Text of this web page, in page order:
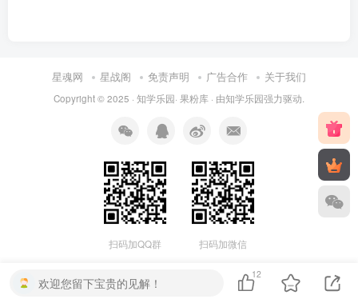
星魂网 星战阁 免责声明 广告合作 关于我们
Copyright © 2025 · 知学乐园· 果粉库 · 由知学乐园强力驱动.
扫码加QQ群 扫码加微信
欢迎您留下宝贵的见解！
12